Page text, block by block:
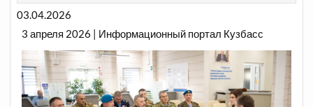
03.04.2026
3 апреля 2026 | Информационный портал Кузбасс